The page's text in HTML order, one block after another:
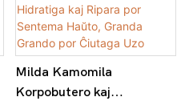
Milda Kamomila
Korpobutero kaj